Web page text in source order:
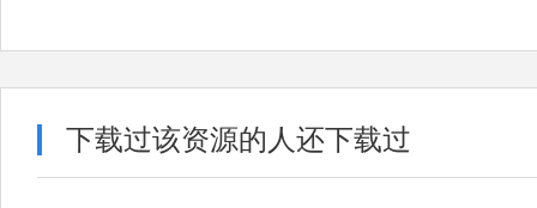
下载过该资源的人还下载过